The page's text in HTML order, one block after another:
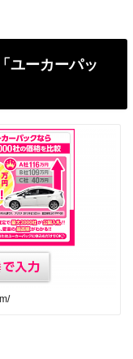
ユーカーパッ